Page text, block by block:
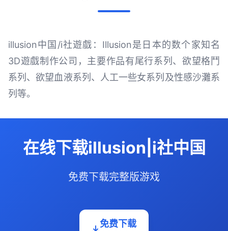
illusion中国/i社遊戲：Illusion是日本的数个家知名
3D遊戲制作公司，主要作品有尾行系列、欲望格鬥
系列、欲望血液系列、人工一些女系列及性感沙灘系
列等。
在线下载illusion|i社中国
免费下载完整版游戏
免费下载